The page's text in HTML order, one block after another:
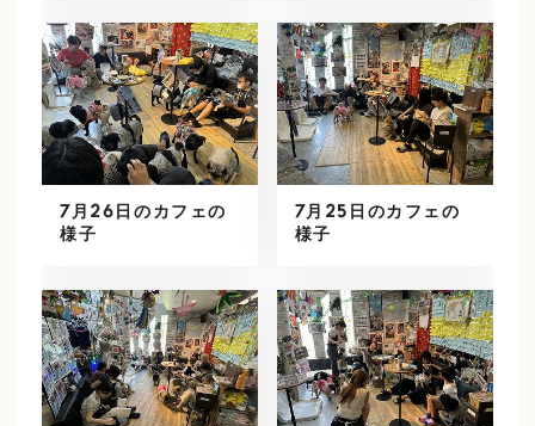
7月26日のカフェの
様子
7月25日のカフェの
様子